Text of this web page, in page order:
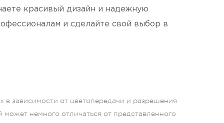
красивый дизайн и надежную
и сделайте свой выбор в
в зависимости от цветопередачи и разрешения
немного отличаться от представленного